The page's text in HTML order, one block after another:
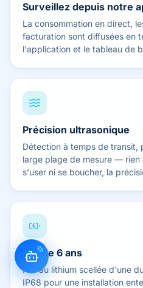
Surveillez depuis notre
La consommation en direct,
facturation sont diffusées en
l'application et le tableau de
Précision ultrasonique
Détection à temps de transit,
large plage de mesure — rien
s'user ni se boucher, la
Pile de 6 ans
Pile au lithium scellée d'une
IP68 pour une installation